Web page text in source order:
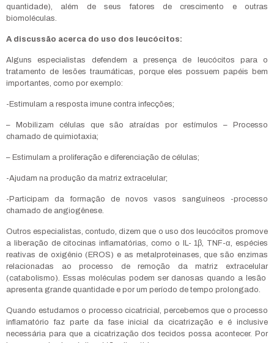
quantidade), além de seus fatores de crescimento e outras
biomoléculas.
A discussão acerca do uso dos leucócitos:
Alguns especialistas defendem a presença de leucócitos para o
tratamento de lesões traumáticas, porque eles possuem papéis bem
importantes, como por exemplo:
-Estimulam a resposta imune contra infecções;
– Mobilizam células que são atraídas por estímulos – Processo
chamado de quimiotaxia;
– Estimulam a proliferação e diferenciação de células;
-Ajudam na produção da matriz extracelular;
-Participam da formação de novos vasos sanguíneos -processo
chamado de angiogênese.
Outros especialistas, contudo, dizem que o uso dos leucócitos promove
a liberação de citocinas inflamatórias, como o IL- 1β, TNF-α, espécies
reativas de oxigênio (EROS) e as metalproteinases, que são enzimas
relacionadas ao processo de remoção da matriz extracelular
(catabolismo). Essas moléculas podem ser danosas quando a lesão
apresenta grande quantidade e por um período de tempo prolongado.
Quando estudamos o processo cicatricial, percebemos que o processo
inflamatório faz parte da fase inicial da cicatrização e é inclusive
necessária para que a cicatrização dos tecidos possa acontecer. Por